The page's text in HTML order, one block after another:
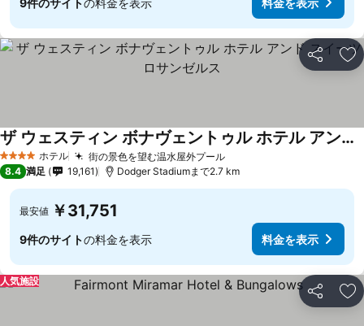
シェア お
4 ホテルのランク
ホテル 街の景色を望む温水屋外プール
ザ ウェスティン ボナヴェントゥル ホテル アンド スイーツ ロサンゼルス
8.4 満足 19,161 Dodger Stadiumまで2.7 km
最安値 ￥31,751
9件のサイトの料金を表示 料金を表示
シェア お
人気施設